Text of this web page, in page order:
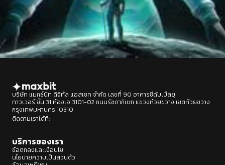
บริษัท แมกซ์บิท ดิจิทัล แอสเซท จำกัด เลขที่ 90 อาคารซีดับเบิ้ลยู
ทาวเวอร์ ชั้น 31 ห้องเอ 3101-02 ถนนรัชดาภิเษก แขวงห้วยขวาง เขตห้วยขวาง
กรุงเทพมหานคร 10310
ติดตามเราได้ที่:
บริการของเรา
ข้อตกลงและเงื่อนไข
นโยบายความเป็นส่วนตัว